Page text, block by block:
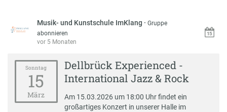
Musik- und Kunstschule ImKlang ·Gruppe
abonnieren
vor 5 Monaten
Sonntag
15
März
Dellbrück Experienced -
International Jazz & Rock
Am 15.03.2026 um 18:00 Uhr findet ein
großartiges Konzert in unserer Halle im